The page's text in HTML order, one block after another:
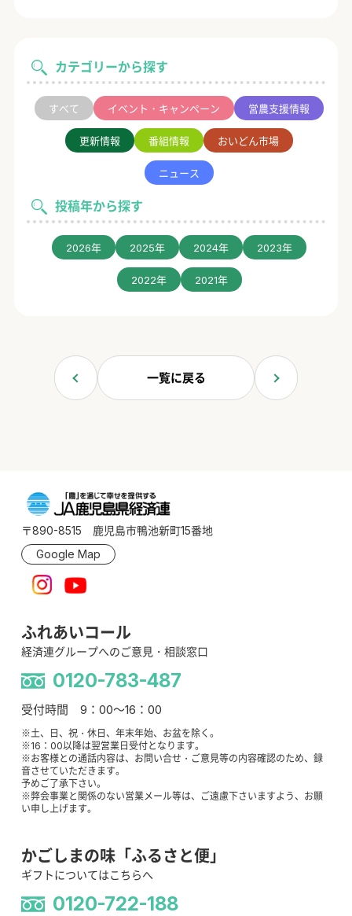
カテゴリーから探す
すべて イベント・キャンペーン 営農支援情報
更新情報 番組情報 おいどん市場
ニュース
投稿年から探す
2026年 2025年 2024年 2023年
2022年 2021年
一覧に戻る
〒890-8515 鹿児島市鴨池新町15番地
Google Map
ふれあいコール
経済連グループへのご意見・相談窓口
0120-783-487
受付時間 9：00～16：00
※土、日、祝・休日、年末年始、お盆を除く。
※16：00以降は翌営業日受付となります。
※お客様との通話内容は、お問い合せ・ご意見等の内容確認のため、録
音させていただきます。
予めご了承下さい。
※弊会事業と関係のない営業メール等は、ご遠慮下さいますよう、お願
い申し上げます。
かごしまの味「ふるさと便」
ギフトについてはこちらへ
0120-722-188